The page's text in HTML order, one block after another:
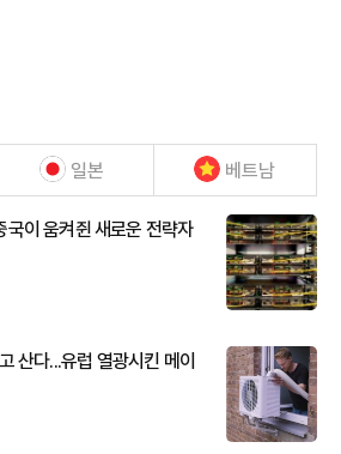
일본 베트남
이 움켜쥔 새로운 전략자
산다...유럽 열광시킨 메이